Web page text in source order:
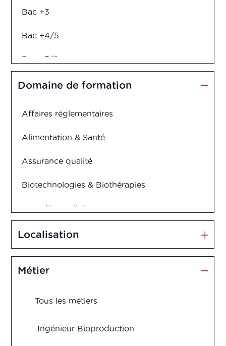
Bac +3
Bac +4/5
Bac +5/6
Diplôme d'ingénieur
Domaine de formation
Affaires réglementaires
Alimentation & Santé
Assurance qualité
Biotechnologies & Biothérapies
Contrôle qualité
Cosmétiques
Dispositifs médicaux
Market Access
Marketing & Vente
Localisation
Métier
Tous les métiers
Ingénieur Bioproduction